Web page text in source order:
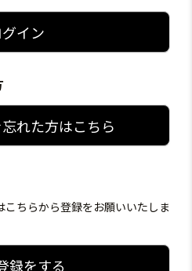
イン
れた方はこちら
ちらから登録をお願いいたしま
録をする